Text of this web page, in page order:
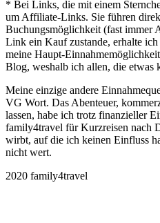
* Bei Links, die mit einem
um Affiliate-Links. Sie führen
Buchungsmöglichkeit (fast immer
Link ein Kauf zustande, erhalte
meine Haupt-
Blog, weshalb ich allen, die etwas
Meine einzige andere
VG Wort. Das Abenteuer,
lassen, habe ich trotz finanzieller
family4travel für Kurzreisen nach
wirbt, auf die ich keinen Einfluss
nicht wert.
2020 family4travel